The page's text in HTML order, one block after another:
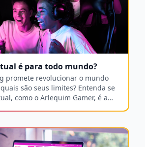
é para todo mundo?
promete revolucionar o mundo
são seus limites? Entenda se
como o Arlequim Gamer, é a